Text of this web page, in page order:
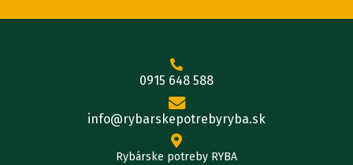
0915 648 588
info@rybarskepotrebyryba.sk
Rybárske potreby RYBA